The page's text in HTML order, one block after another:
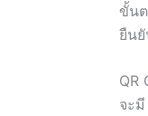
ขั้น
ยืนยั
QR
จะ